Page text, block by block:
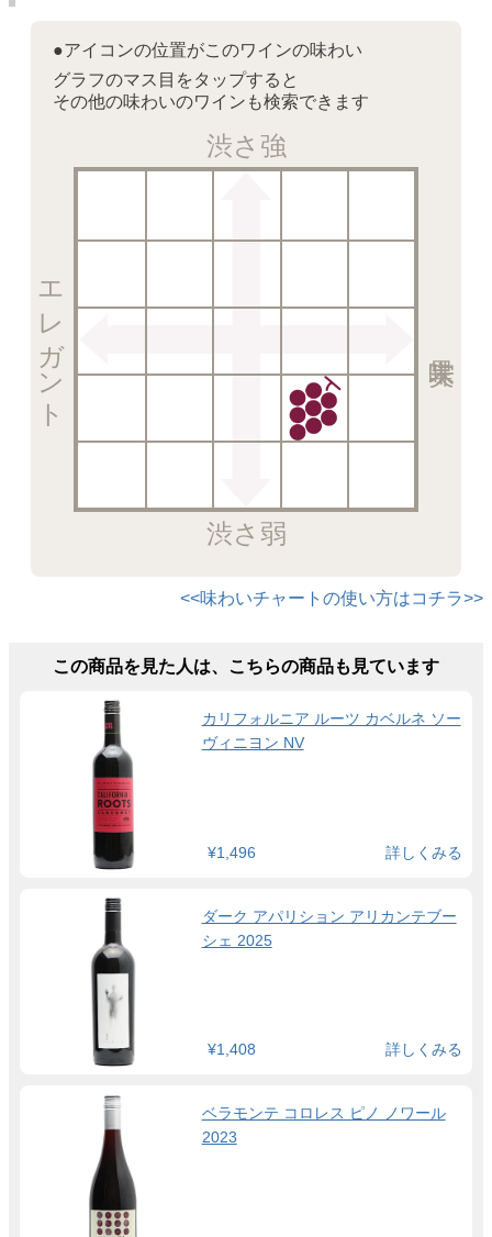
●アイコンの位置がこのワインの味わい
グラフのマス目をタップすると
その他の味わいのワインも検索できます
渋さ強
渋さ弱
エレガント
<<味わいチャートの使い方はコチラ>>
この商品を見た人は、こちらの商品も見ています
カリフォルニア ルーツ カベルネ ソー
ヴィニヨン NV
¥1,496 詳しくみる
ダーク アパリション アリカンテブー
シェ 2025
¥1,408 詳しくみる
ベラモンテ コロレス ピノ ノワール
2023